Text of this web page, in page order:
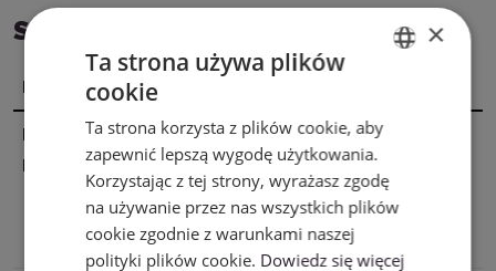
SPECYFIKACJA
Nazwa
Dane
producenta
FLUX Inc. Adres: 1F., No. 79-3, Ln. 209,
Sec. 2, Xinnong St., Yangmei Dist.,
Taoyuan City 326015, Taiwan Kontakt:
Jim Yu E-mail: jim@flux3dp.com
Telefon: +886-2-6605-7055
POLISH
×
Ta strona używa plików
cookie
Ta strona korzysta z plików cookie, aby
zapewnić lepszą wygodę użytkowania.
Korzystając z tej strony, wyrażasz zgodę
na używanie przez nas wszystkich plików
cookie zgodnie z warunkami naszej
polityki plików cookie. Dowiedz się więcej